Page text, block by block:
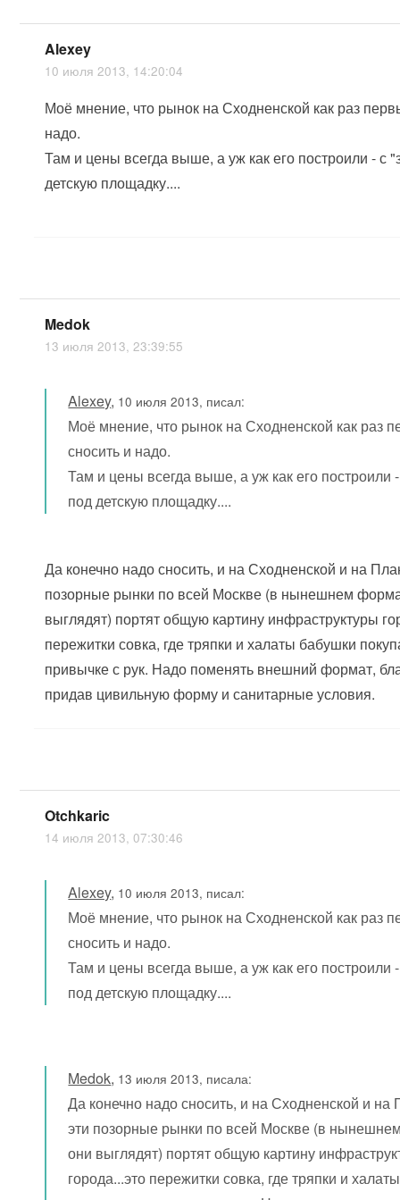
Alexey
10 июля 2013, 14:20:04
Моё мнение, что рынок на Сходненской как раз
надо.
Там и цены всегда выше, а уж как его построили - с
детскую площадку....
Medok
13 июля 2013, 23:39:55
Alexey, 10 июля 2013, писал:
Моё мнение, что рынок на Сходненской как раз
сносить и надо.
Там и цены всегда выше, а уж как его построили
под детскую площадку....
Да конечно надо сносить, и на Сходненской и на
позорные рынки по всей Москве (в нынешнем
выглядят) портят общую картину инфраструктуры
пережитки совка, где тряпки и халаты бабушки
привычке с рук. Надо поменять внешний формат,
придав цивильную форму и санитарные условия.
Otchkaric
14 июля 2013, 07:30:46
Alexey, 10 июля 2013, писал:
Моё мнение, что рынок на Сходненской как раз
сносить и надо.
Там и цены всегда выше, а уж как его построили
под детскую площадку....
Medok, 13 июля 2013, писала:
Да конечно надо сносить, и на Сходненской и на
эти позорные рынки по всей Москве (в
они выглядят) портят общую картину
города...это пережитки совка, где тряпки и